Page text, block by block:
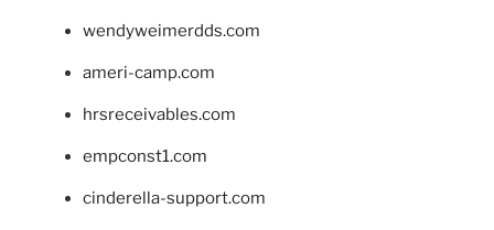
wendyweimerdds.com
ameri-camp.com
hrsreceivables.com
empconst1.com
cinderella-support.com